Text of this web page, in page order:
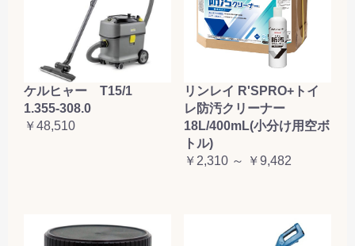
ケルヒャー T15/1
1.355-308.0
￥48,510
リンレイ R'SPRO+トイ
レ防汚クリーナー
18L/400mL(小分け用空ボ
トル)
￥2,310 ～ ￥9,482